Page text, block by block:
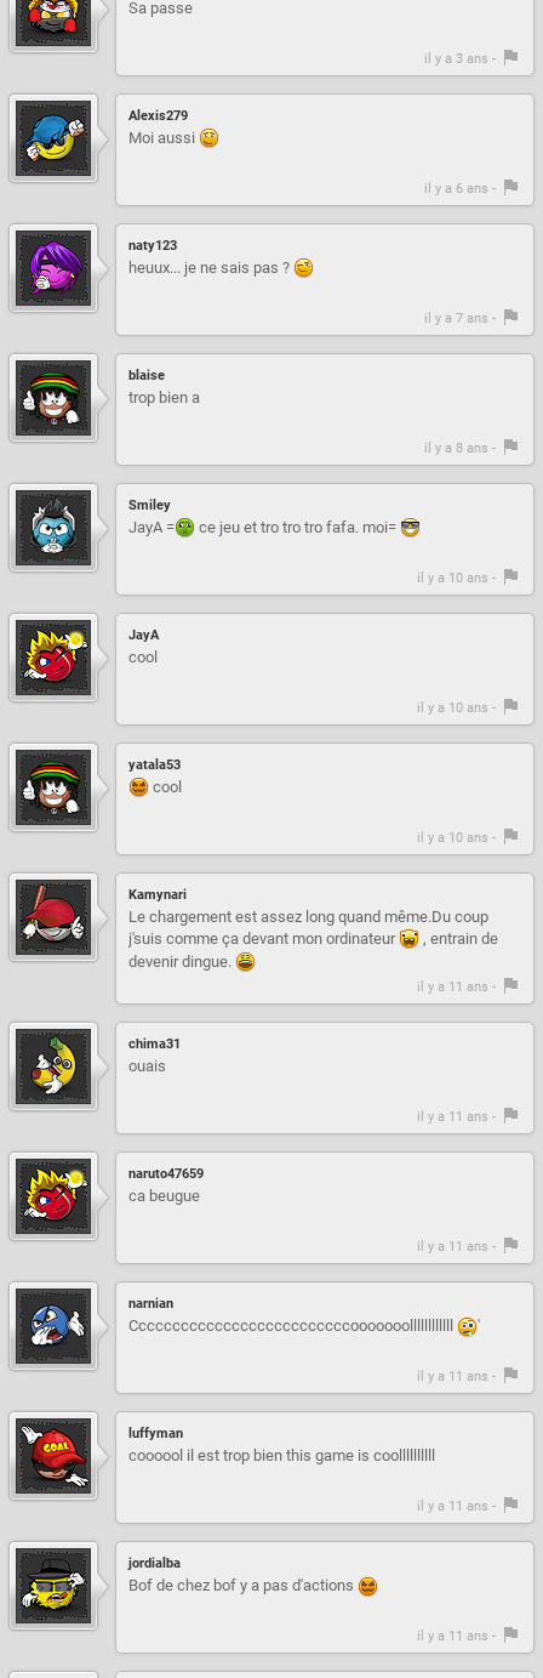
Sa passe
il y a 3 ans -
Alexis279
Moi aussi
il y a 6 ans -
naty123
heuux... je ne sais pas ?
il y a 7 ans -
blaise
trop bien a
il y a 8 ans -
Smiley
JayA = ce jeu et tro tro tro fafa. moi=
il y a 10 ans -
JayA
cool
il y a 10 ans -
yatala53
cool
il y a 10 ans -
Kamynari
Le chargement est assez long quand même.Du coup
j'suis comme ça devant mon ordinateur
, entrain de
devenir dingue.
il y a 11 ans -
chima31
ouais
il y a 11 ans -
naruto47659
ca beugue
il y a 11 ans -
narnian
Ccccccccccccccccccccccccccooooooollllllllllll '
il y a 11 ans -
luffyman
coooool il est trop bien this game is coollllllllll
il y a 11 ans -
jordialba
Bof de chez bof y a pas d'actions
il y a 11 ans -